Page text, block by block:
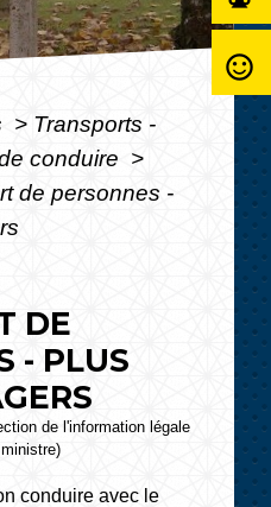
> Transports -
conduire >
de personnes -
DE
- PLUS
de l'information légale
conduire avec le
sentiment_satisfied_alt